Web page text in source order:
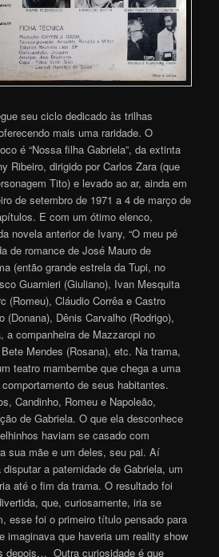
seu ciclo dedicado às trilhas
mais uma raridade. O
é “Nossa filha Gabriela”, da extinta
Ribeiro, dirigido por Carlos Zara (que
Tito) e levado ao ar, ainda em
de setembro de 1971 a 4 de março de
E com um ótimo elenco,
novela anterior de Ivany, “O meu pé
de romance de José Mauro de
(então grande estrela da Tupi, no
Guarnieri (Giuliano), Ivan Mesquita
(Romeu), Cláudio Corrêa e Castro
(Donana), Dênis Carvalho (Rodrigo),
a companheira de Mazzaropi no
Mendes (Rosana), etc. Na trama,
teatro mambembe que chega a uma
de seus habitantes.
Candinho, Romeu e Napoleão,
de Gabriela. O que ela desconhece
haviam se casado com
sua mãe e um deles, seu pai. Aí
a paternidade de Gabriela, um
até o fim da trama. O resultado foi
que, curiosamente, iria se
esse foi o primeiro título pensado para
imaginava que haveria um reality show
depois… Outra curiosidade é que